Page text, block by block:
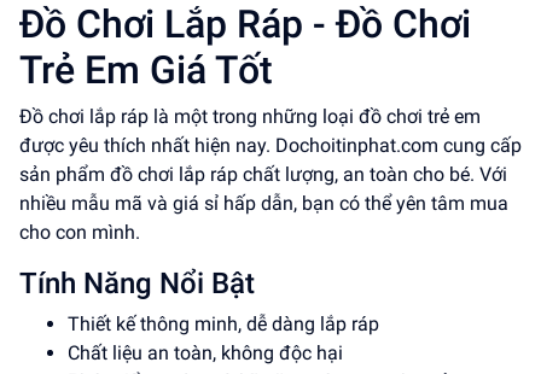
Đồ Chơi Lắp Ráp - Đồ Chơi
Trẻ Em Giá Tốt
Đồ chơi lắp ráp là một trong những loại đồ chơi trẻ em
được yêu thích nhất hiện nay. Dochoitinphat.com cung cấp
sản phẩm đồ chơi lắp ráp chất lượng, an toàn cho bé. Với
nhiều mẫu mã và giá sỉ hấp dẫn, bạn có thể yên tâm mua
cho con mình.
Tính Năng Nổi Bật
Thiết kế thông minh, dễ dàng lắp ráp
Chất liệu an toàn, không độc hại